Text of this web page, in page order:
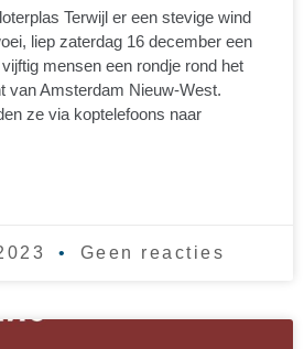
Terwijl er een stevige wind
liep zaterdag 16 december een
mensen een rondje rond het
van Amsterdam Nieuw-West.
ze via koptelefoons naar
Geen reacties